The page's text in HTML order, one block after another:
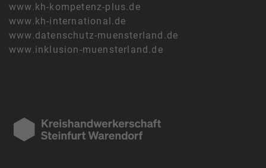
www.kh-kompetenz-plus.de
www.kh-international.de
www.datenschutz-muensterland.de
www.inklusion-muensterland.de